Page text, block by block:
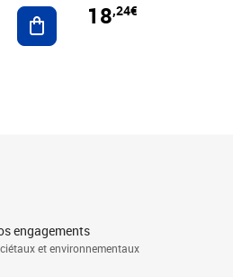
Ajouter au panier
18,24€
engagements
et environnementaux